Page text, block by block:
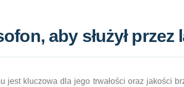
aby służył przez
jest kluczowa dla jego trwałości oraz jakości